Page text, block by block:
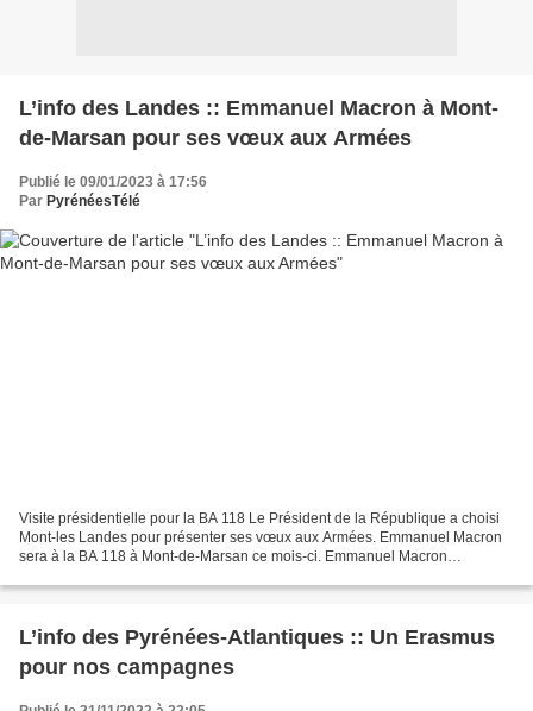
L’info des Landes :: Emmanuel Macron à Mont-
de-Marsan pour ses vœux aux Armées
Publié le 09/01/2023 à 17:56
Par PyrénéesTélé
Visite présidentielle pour la BA 118 Le Président de la République a choisi
Mont-les Landes pour présenter ses vœux aux Armées. Emmanuel Macron
sera à la BA 118 à Mont-de-Marsan ce mois-ci. Emmanuel Macron
L’info des Pyrénées-Atlantiques :: Un Erasmus
pour nos campagnes